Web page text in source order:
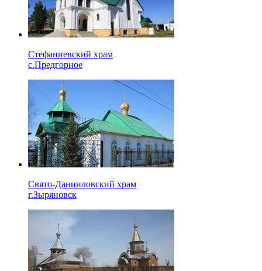
Стефаниевский храм
с.Предгорное
Свято-Данииловский храм
г.Зыряновск